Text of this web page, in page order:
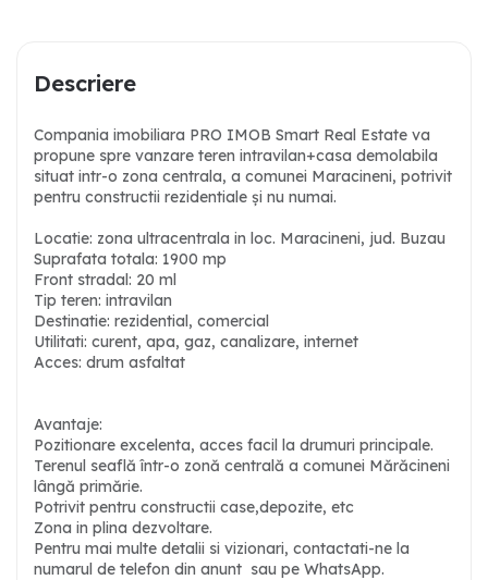
Descriere
Compania imobiliara PRO IMOB Smart Real Estate va
propune spre vanzare teren intravilan+casa demolabila
situat intr-o zona centrala, a comunei Maracineni, potrivit
pentru constructii rezidentiale și nu numai.
Locatie: zona ultracentrala in loc. Maracineni, jud. Buzau
Suprafata totala: 1900 mp
Front stradal: 20 ml
Tip teren: intravilan
Destinatie: rezidential, comercial
Utilitati: curent, apa, gaz, canalizare, internet
Acces: drum asfaltat
Avantaje:
Pozitionare excelenta, acces facil la drumuri principale.
Terenul seaflă într-o zonă centrală a comunei Mărăcineni
lângă primărie.
Potrivit pentru constructii case,depozite, etc
Zona in plina dezvoltare.
Pentru mai multe detalii si vizionari, contactati-ne la
numarul de telefon din anunt sau pe WhatsApp.